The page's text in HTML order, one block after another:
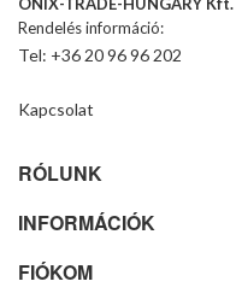
Rendelés információ:
Tel: +36 20 96 96 202
Kapcsolat
RÓLUNK
INFORMÁCIÓK
FIÓKOM